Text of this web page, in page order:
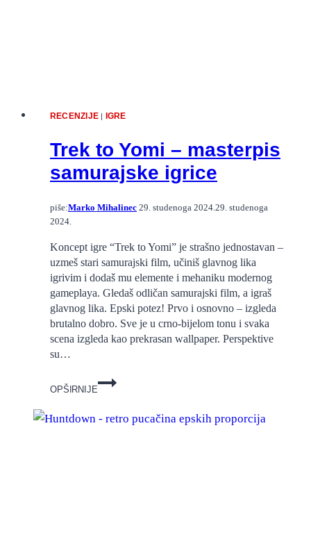
RECENZIJE | IGRE
Trek to Yomi – masterpis
samurajske igrice
piše:Marko Mihalinec 29. studenoga 2024. 29. studenoga
2024.
Koncept igre “Trek to Yomi” je strašno jednostavan –
uzmeš stari samurajski film, učiniš glavnog lika
igrivim i dodaš mu elemente i mehaniku modernog
gameplaya. Gledaš odličan samurajski film, a igraš
glavnog lika. Epski potez! Prvo i osnovno – izgleda
brutalno dobro. Sve je u crno-bijelom tonu i svaka
scena izgleda kao prekrasan wallpaper. Perspektive
su…
OPŠIRNIJE
Trek
to
–